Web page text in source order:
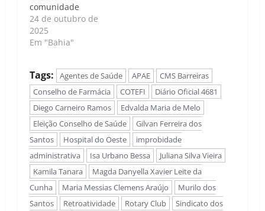
comunidade
24 de outubro de
2025
Em "Bahia"
Tags: Agentes de Saúde APAE
CMS Barreiras
Conselho de Farmácia
COTEFI
Diário Oficial 4681
Diego Carneiro Ramos
Edvalda Maria de Melo
Eleição Conselho de Saúde
Gilvan Ferreira dos
Santos
Hospital do Oeste
improbidade
administrativa
Isa Urbano Bessa
Juliana Silva Vieira
Kamila Tanara
Magda Danyella Xavier Leite da
Cunha
Maria Messias Clemens Araújo
Murilo dos
Santos
Retroatividade Rotary Club
Sindicato dos